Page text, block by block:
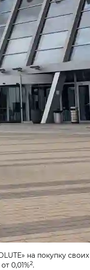
на покупку своих
0,01%2.